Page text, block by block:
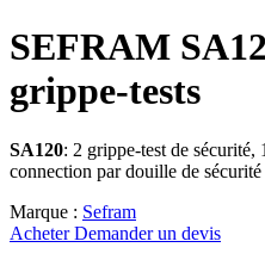
SEFRAM
grippe-tests
SA120: 2 grippe-test de sécurité,
connection par douille de sécurité
Marque : Sefram
Acheter Demander un devis